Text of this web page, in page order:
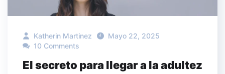
Katherin Martinez
Mayo 22, 2025
10 Comments
El secreto para llegar a la adultez